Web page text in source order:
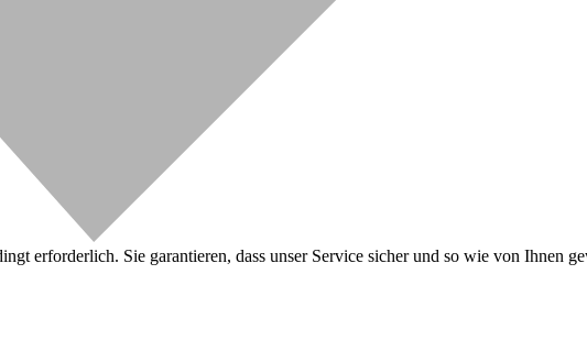
erforderlich. Sie garantieren, dass unser Service sicher und so wie von Ihnen